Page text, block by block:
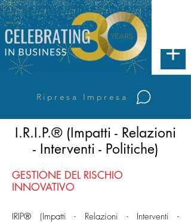
Ripresa Impresa
I.R.I.P.® (Impatti - Relazioni
- Interventi - Politiche)
GESTIONE DEL RISCHIO
INNOVATIVO
IRIP® (Impatti - Relazioni - Interventi -